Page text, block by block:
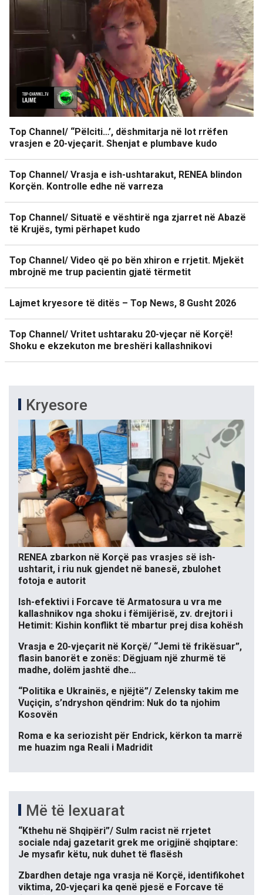
Top Channel/ “Pëlciti…’, dëshmitarja në lot rrëfen
vrasjen e 20-vjeçarit. Shenjat e plumbave kudo
Top Channel/ Vrasja e ish-ushtarakut, RENEA blindon
Korçën. Kontrolle edhe në varreza
Top Channel/ Situatë e vështirë nga zjarret në Abazë
të Krujës, tymi përhapet kudo
Top Channel/ Video që po bën xhiron e rrjetit. Mjekët
mbrojnë me trup pacientin gjatë tërmetit
Lajmet kryesore të ditës – Top News, 8 Gusht 2026
Top Channel/ Vritet ushtaraku 20-vjeçar në Korçë!
Shoku e ekzekuton me breshëri kallashnikovi
Kryesore
RENEA zbarkon në Korçë pas vrasjes së ish-
ushtarit, i riu nuk gjendet në banesë, zbulohet
fotoja e autorit
Ish-efektivi i Forcave të Armatosura u vra me
kallashnikov nga shoku i fëmijërisë, zv. drejtori i
Hetimit: Kishin konflikt të mbartur prej disa kohësh
Vrasja e 20-vjeçarit në Korçë/ “Jemi të frikësuar”,
flasin banorët e zonës: Dëgjuam një zhurmë të
madhe, dolëm jashtë dhe…
“Politika e Ukrainës, e njëjtë”/ Zelensky takim me
Vuçiçin, s’ndryshon qëndrim: Nuk do ta njohim
Kosovën
Roma e ka seriozisht për Endrick, kërkon ta marrë
me huazim nga Reali i Madridit
Më të lexuarat
“Kthehu në Shqipëri”/ Sulm racist në rrjetet
sociale ndaj gazetarit grek me origjinë shqiptare:
Je mysafir këtu, nuk duhet të flasësh
Zbardhen detaje nga vrasja në Korçë, identifikohet
viktima, 20-vjeçari ka qenë pjesë e Forcave të